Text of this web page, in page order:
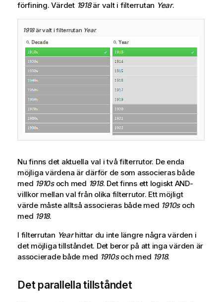
förfining. Värdet 1918är valt i filterrutan Year.
1918är valt i filterrutan Year.
Nu finns det aktuella val i två filterrutor. De enda
möjliga värdena är därför de som associeras både
med 1910soch med 1918. Det finns ett logiskt AND-
villkor mellan val från olika filterrutor. Ett möjligt
värde måste alltså associeras både med 1910soch
med 1918.
I filterrutan Yearhittar du inte längre några värden i
det möjliga tillståndet. Det beror på att inga värden är
associerade både med 1910soch med 1918.
Det parallella tillståndet